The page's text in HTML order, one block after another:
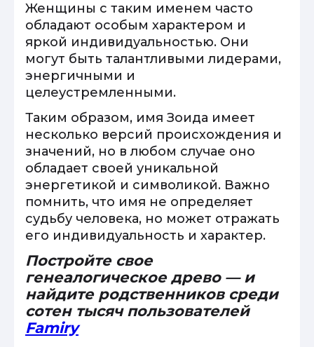
Женщины с таким именем часто
обладают особым характером и
яркой индивидуальностью. Они
могут быть талантливыми лидерами,
энергичными и
целеустремленными.
Таким образом, имя Зоида имеет
несколько версий происхождения и
значений, но в любом случае оно
обладает своей уникальной
энергетикой и символикой. Важно
помнить, что имя не определяет
судьбу человека, но может отражать
его индивидуальность и характер.
Постройте свое
генеалогическое древо — и
найдите родственников среди
сотен тысяч пользователей
Famiry